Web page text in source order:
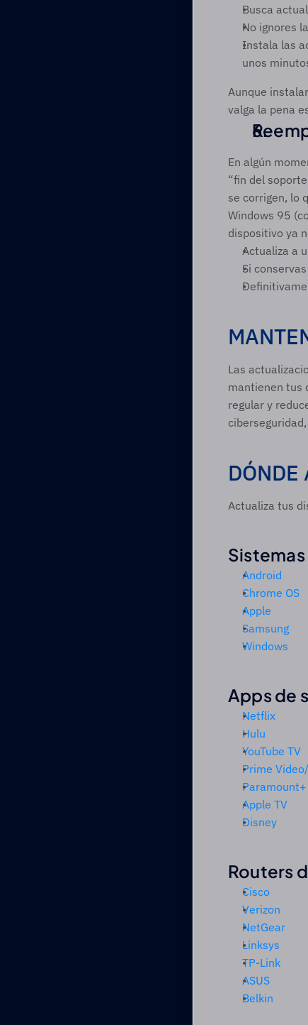
Busca
No ignores
Instala las
unos
Aunque
valga la pena
En algún
“fin del
se corrigen, lo
Windows 95
dispositivo ya
Actualiza a
Si
Las
mantienen tus
regular y
DÓNDE
Actualiza tus
Android
Chrome OS
Apple
Samsung
Windows
Apps de
Netflix
Hulu
YouTube TV
Prime
Paramount+
Apple TV
Disney
Routers
Cisco
Verizon
NetGear
Linksys
TP-Link
ASUS
Belkin